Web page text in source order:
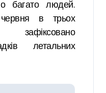
багато людей.
в трьох
летальних